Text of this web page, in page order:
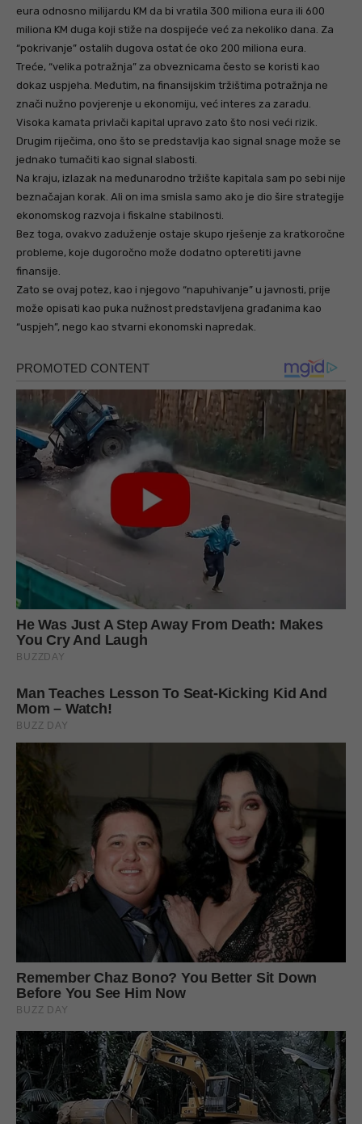
eura odnosno milijardu KM da bi vratila 300 miliona eura ili 600
miliona KM duga koji stiže na dospijeće već za nekoliko dana. Za
“pokrivanje” ostalih dugova ostat će oko 200 miliona eura.
Treće, “velika potražnja” za obveznicama često se koristi kao
dokaz uspjeha. Međutim, na finansijskim tržištima potražnja ne
znači nužno povjerenje u ekonomiju, već interes za zaradu.
Visoka kamata privlači kapital upravo zato što nosi veći rizik.
Drugim riječima, ono što se predstavlja kao signal snage može se
jednako tumačiti kao signal slabosti.
Na kraju, izlazak na međunarodno tržište kapitala sam po sebi nije
beznačajan korak. Ali on ima smisla samo ako je dio šire strategije
ekonomskog razvoja i fiskalne stabilnosti.
Bez toga, ovakvo zaduženje ostaje skupo rješenje za kratkoročne
probleme, koje dugoročno može dodatno opteretiti javne
finansije.
Zato se ovaj potez, kao i njegovo “napuhivanje” u javnosti, prije
može opisati kao puka nužnost predstavljena građanima kao
“uspjeh”, nego kao stvarni ekonomski napredak.